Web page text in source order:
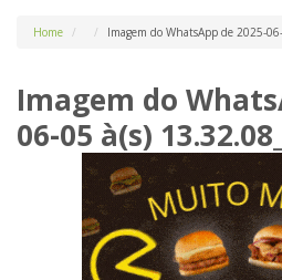
Home Imagem do WhatsApp de 2025-
Imagem do
06-05 à(s)